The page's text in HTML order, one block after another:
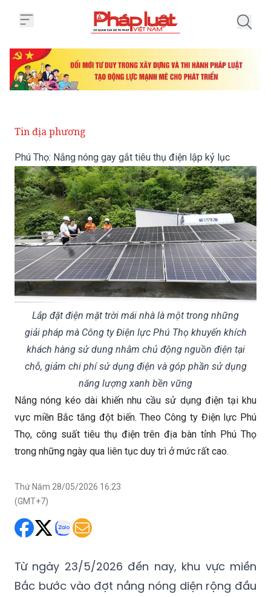
Tin địa phương
Phú Thọ: Nắng nóng gay gắt tiêu thụ điện lập kỷ lục
Lắp đặt điện mặt trời mái nhà là một trong những
giải pháp mà Công ty Điện lực Phú Thọ khuyến khích
khách hàng sử dung nhằm chủ động nguồn điện tại
chỗ, giảm chi phí sử dụng điện và góp phần sử dụng
năng lượng xanh bền vững
Nắng nóng kéo dài khiến nhu cầu sử dụng điện tại khu
vực miền Bắc tăng đột biến. Theo Công ty Điện lực Phú
Thọ, công suất tiêu thụ điện trên địa bàn tỉnh Phú Thọ
trong những ngày qua liên tục duy trì ở mức rất cao.
Thứ Năm 28/05/2026 16:23
(GMT+7)
Từ ngày 23/5/2026 đến nay, khu vực miền
Bắc bước vào đợt nắng nóng diện rộng đầu